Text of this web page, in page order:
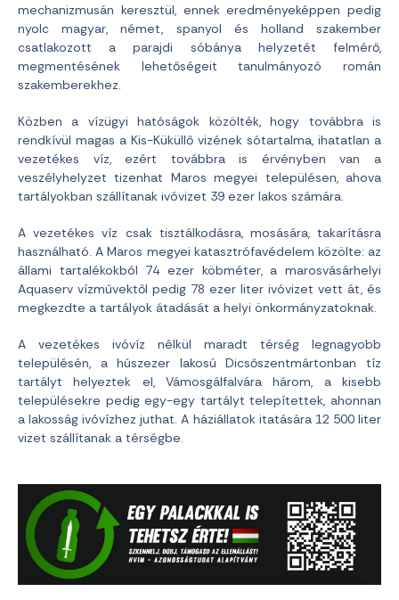
mechanizmusán keresztül, ennek eredményeképpen pedig
nyolc magyar, német, spanyol és holland szakember
csatlakozott a parajdi sóbánya helyzetét felmérő,
megmentésének lehetőségeit tanulmányozó román
szakemberekhez.
Közben a vízügyi hatóságok közölték, hogy továbbra is
rendkívül magas a Kis-Küküllő vizének sótartalma, ihatatlan a
vezetékes víz, ezért továbbra is érvényben van a
veszélyhelyzet tizenhat Maros megyei településen, ahova
tartályokban szállítanak ivóvizet 39 ezer lakos számára.
A vezetékes víz csak tisztálkodásra, mosására, takarításra
használható. A Maros megyei katasztrófavédelem közölte: az
állami tartalékokból 74 ezer köbméter, a marosvásárhelyi
Aquaserv vízművektől pedig 78 ezer liter ivóvizet vett át, és
megkezdte a tartályok átadását a helyi önkormányzatoknak.
A vezetékes ivóvíz nélkül maradt térség legnagyobb
településén, a húszezer lakosú Dicsőszentmártonban tíz
tartályt helyeztek el, Vámosgálfalvára három, a kisebb
településekre pedig egy-egy tartályt telepítettek, ahonnan
a lakosság ivóvízhez juthat. A háziállatok itatására 12 500 liter
vizet szállítanak a térségbe.